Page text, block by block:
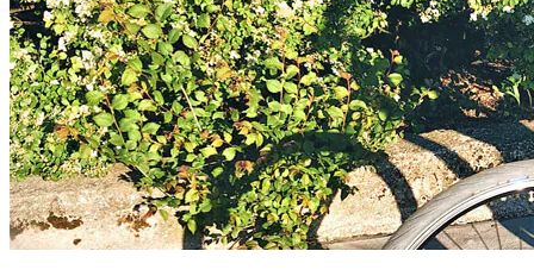
Verein
Alle Sportarten im Überblick